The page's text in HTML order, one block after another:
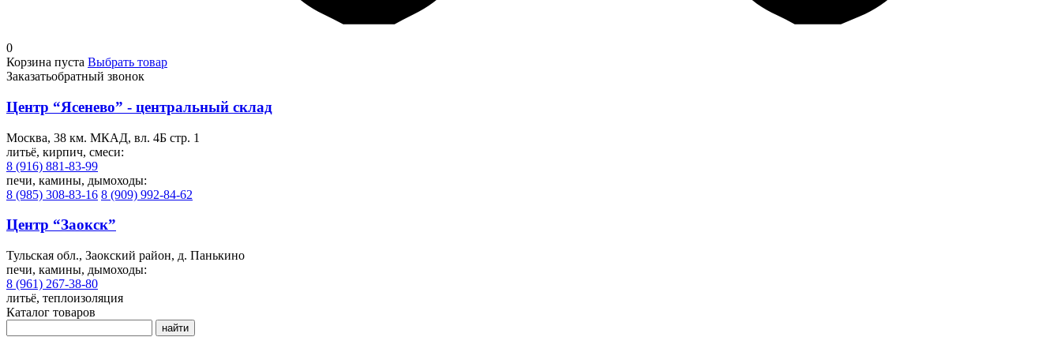
0
Корзина пуста Выбрать товар
Заказатьобратный звонок
Центр “Ясенево” - центральный склад
Москва, 38 км. МКАД, вл. 4Б стр. 1
литьё, кирпич, смеси:
8 (916) 881-83-99
печи, камины, дымоходы:
8 (985) 308-83-16 8 (909) 992-84-62
Центр “Заокск”
Тульская обл., Заокский район, д. Панькино
печи, камины, дымоходы:
8 (961) 267-38-80
литьё, теплоизоляция
Каталог товаров
найти